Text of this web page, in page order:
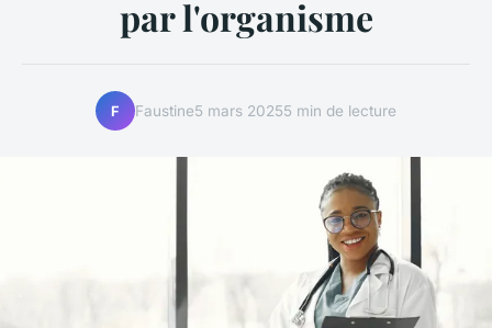
par l'organisme
F Faustine5 mars 20255 min de lecture